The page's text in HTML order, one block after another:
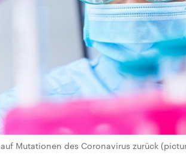
Mutationen des Coronavirus zurück